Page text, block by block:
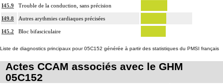
I45.9 Trouble de la conduction, sans précision
I49.8 Autres arythmies cardiaques précisées
I45.2 Bloc bifasciculaire
Liste de diagnostics principaux pour 05C152 générée à partir des statistiques du PMSI français
Actes CCAM associés avec le GHM
05C152